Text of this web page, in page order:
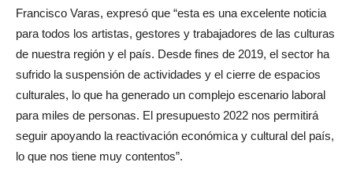
Francisco Varas, expresó que “esta es una excelente noticia
para todos los artistas, gestores y trabajadores de las culturas
de nuestra región y el país. Desde fines de 2019, el sector ha
sufrido la suspensión de actividades y el cierre de espacios
culturales, lo que ha generado un complejo escenario laboral
para miles de personas. El presupuesto 2022 nos permitirá
seguir apoyando la reactivación económica y cultural del país,
lo que nos tiene muy contentos”.